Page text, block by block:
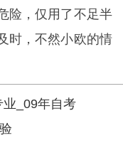
，仅用了不足半
时，不然小欧的情
业_09年自考